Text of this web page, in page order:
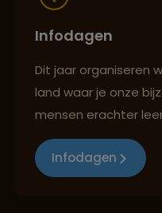
Infodagen
Dit jaar organiseren
land waar je onze
mensen erachter
Infodagen